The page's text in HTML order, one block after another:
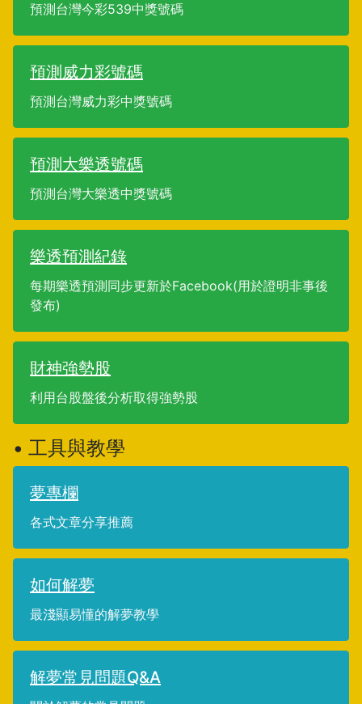
預測台灣今彩539中獎號碼
預測威力彩號碼
預測台灣威力彩中獎號碼
預測大樂透號碼
預測台灣大樂透中獎號碼
樂透預測紀錄
每期樂透預測同步更新於Facebook(用於證明非事後
發布)
財神強勢股
利用台股盤後分析取得強勢股
• 工具與教學
夢專欄
各式文章分享推薦
如何解夢
最淺顯易懂的解夢教學
解夢常見問題Q&A